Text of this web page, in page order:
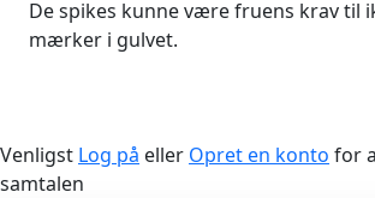
De spikes kunne være fruens krav til
mærker i gulvet.
Venligst Log på eller Opret en konto for
samtalen